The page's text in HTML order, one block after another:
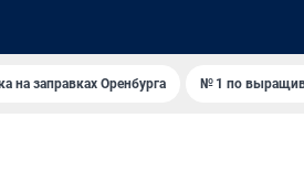
на заправках Оренбурга № 1 по